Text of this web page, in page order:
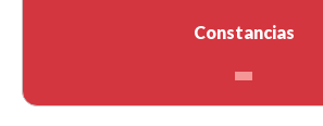
Constancias